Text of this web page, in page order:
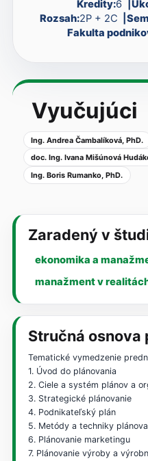
Kredity:6
Rozsah:2P + 2C
Fakulta
Vyučujúci
Ing. Andrea Čambalíková, PhD.
doc. Ing. Ivana Mišúnová
Ing. Boris Rumanko, PhD.
Zaradený v
ekonomika a
manažment v
Stručná osnova
Tematické vymedzenie
1. Úvod do plánovania
2. Ciele a systém plánov a
3. Strategické plánovanie
4. Podnikateľský plán
5. Metódy a techniky
6. Plánovanie marketingu
7. Plánovanie výroby a